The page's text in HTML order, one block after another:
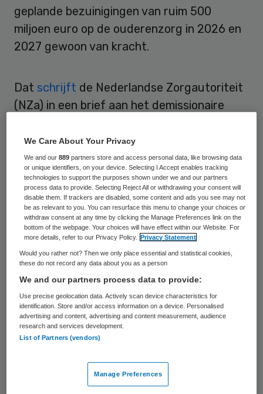
geplande bezuinigingen van ruim 500
miljoen euro op de ouderenzorg in 2026 en
2027 gewoon van kracht.
Dat schrijft de Nederlandse Zorgautoriteit
(NZa) in een brief aan het demissionaire
kunnen de regels voor de langdurige zorg
niet worden aangepast, met grote
gevolgen voor cliënten, zorgaanbieders en
personeelstekorten. Op woensdag 18 juni
wordt tijdens een debat in de Tweede
Kamer bepaalt welke onderwerpen binnen
VWS controversieel worden verklaard.
Hoofdlijnenakkoord
Het HLO verzacht de initiële bezuinigingen
op de ouderenzorg via lagere tarieven. Voor
502 miljoen euro in 2026 tot 664 miljoen
euro per jaar vanaf 2030. In het HLO wordt
We Care About Your Privacy
We and our889 partners store and access personal data, like browsing data
or unique identifiers, on your device. Selecting I Accept enables tracking
technologies to support the purposes shown under we and our partners
process data to provide. Selecting Reject All or withdrawing your consent will
disable them. If trackers are disabled, some content and ads you see may not
be as relevant to you. You can resurface this menu to change your choices or
withdraw consent at any time by clicking the Manage Preferences link on the
bottom of the webpage. Your choices will have effect within our Website. For
more details, refer to our Privacy Policy.
Privacy Statement
Would you rather not? Then we only place essential and statistical cookies,
these do not record any data about you as a person
We and our partners process data to provide:
Use precise geolocation data. Actively scan device characteristics for
identification. Store and/or access information on a device. Personalised
advertising and content, advertising and content measurement, audience
research and services development.
List of Partners (vendors)
Manage Preferences